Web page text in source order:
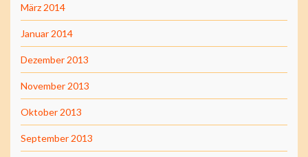
März 2014
Januar 2014
Dezember 2013
November 2013
Oktober 2013
September 2013